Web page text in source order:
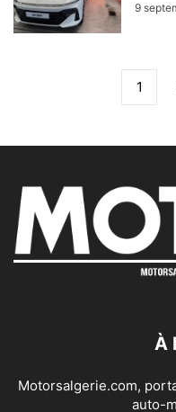
9
1
À
Motorsalgerie.com,
auto-